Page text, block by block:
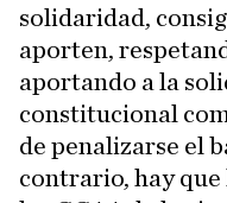
solidaridad,
aporten,
aportando a la
constitucional
de penalizarse el
contrario, hay que